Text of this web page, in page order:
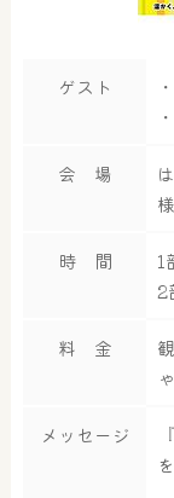
ゲスト
会 場
時 間
1
料 金
メッセージ